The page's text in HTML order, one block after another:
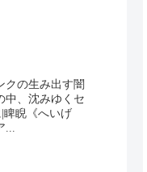
の生み出す闇
中、沈みゆくセ
睥睨《へいげ